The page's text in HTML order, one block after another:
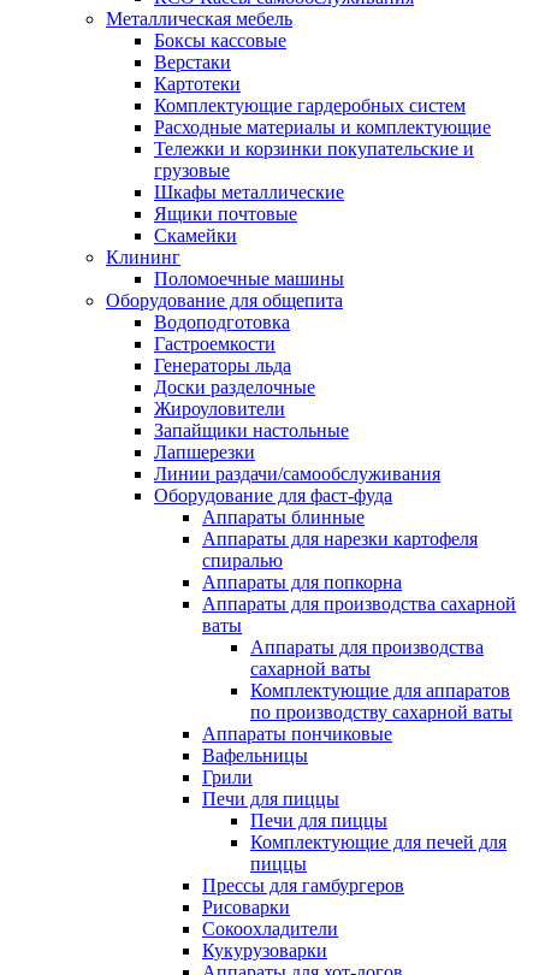
Металлическая мебель
Боксы кассовые
Верстаки
Картотеки
Комплектующие гардеробных систем
Расходные материалы и комплектующие
Тележки и корзинки покупательские и
грузовые
Шкафы металлические
Ящики почтовые
Скамейки
Клининг
Поломоечные машины
Оборудование для общепита
Водоподготовка
Гастроемкости
Генераторы льда
Доски разделочные
Жироуловители
Запайщики настольные
Лапшерезки
Линии раздачи/самообслуживания
Оборудование для фаст-фуда
Аппараты блинные
Аппараты для нарезки картофеля
спиралью
Аппараты для попкорна
Аппараты для производства сахарной
ваты
Аппараты для производства
сахарной ваты
Комплектующие для аппаратов
по производству сахарной ваты
Аппараты пончиковые
Вафельницы
Грили
Печи для пиццы
Печи для пиццы
Комплектующие для печей для
пиццы
Прессы для гамбургеров
Рисоварки
Сокоохладители
Кукурузоварки